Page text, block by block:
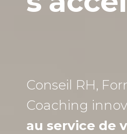
Conseil RH,
Coaching
au service de